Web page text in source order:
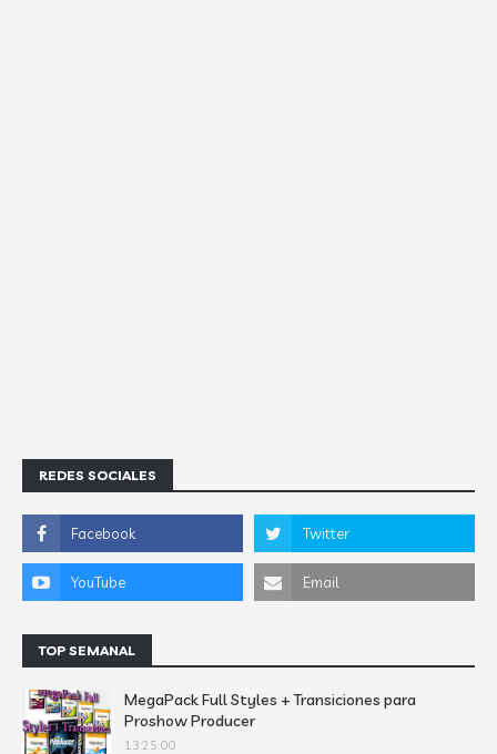
REDES SOCIALES
TOP SEMANAL
MegaPack Full Styles + Transiciones para
Proshow Producer
13:25:00